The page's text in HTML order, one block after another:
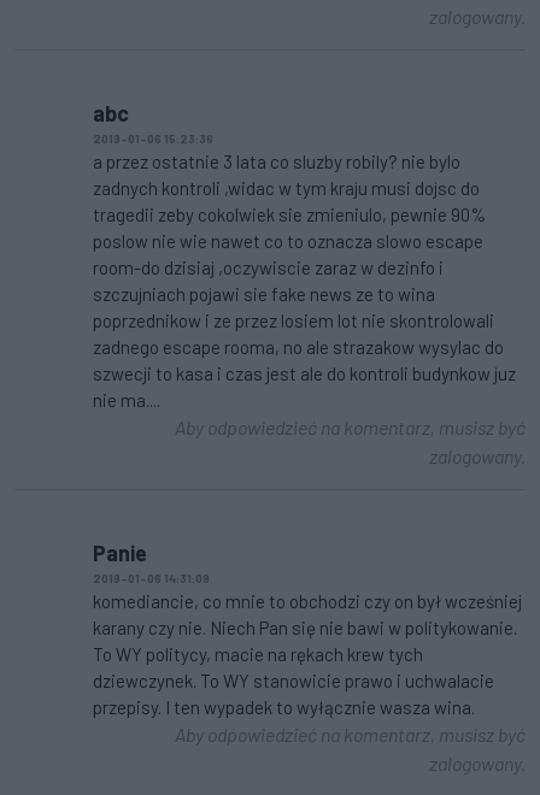
zalogowany.
abc
2019-01-06 15:23:36
a przez ostatnie 3 lata co sluzby robily? nie bylo
zadnych kontroli ,widac w tym kraju musi dojsc do
tragedii zeby cokolwiek sie zmieniulo, pewnie 90%
poslow nie wie nawet co to oznacza slowo escape
room-do dzisiaj ,oczywiscie zaraz w dezinfo i
szczujniach pojawi sie fake news ze to wina
poprzednikow i ze przez losiem lot nie skontrolowali
zadnego escape rooma, no ale strazakow wysylac do
szwecji to kasa i czas jest ale do kontroli budynkow juz
nie ma....
Aby odpowiedzieć na komentarz, musisz być
zalogowany.
Panie
2019-01-06 14:31:09
komediancie, co mnie to obchodzi czy on był wcześniej
karany czy nie. Niech Pan się nie bawi w politykowanie.
To WY politycy, macie na rękach krew tych
dziewczynek. To WY stanowicie prawo i uchwalacie
przepisy. I ten wypadek to wyłącznie wasza wina.
Aby odpowiedzieć na komentarz, musisz być
zalogowany.